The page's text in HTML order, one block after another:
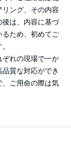
ング、その内容
は、内容に基づ
ため、初めてご
れの現場で一か
質な対応ができ
ご用命の際は気